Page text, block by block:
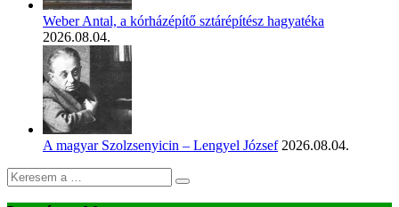
Weber Antal, a kórházépítő sztárépítész hagyatéka
2026.08.04.
A magyar Szolzsenyicin – Lengyel József 2026.08.04.